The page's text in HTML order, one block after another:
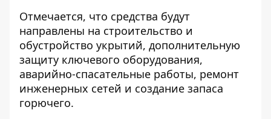
Отмечается, что средства будут
направлены на строительство и
обустройство укрытий, дополнительную
защиту ключевого оборудования,
аварийно-спасательные работы, ремонт
инженерных сетей и создание запаса
горючего.